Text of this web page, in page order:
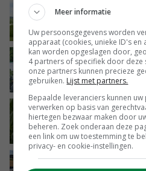
POAH!: John
GISTEREN, 10:00
Oekraïne-vlogger
de ambassade
07-08-2026
Limburgse mais
goed
07-08-2026
Droogte
Meer informatie
Uw persoonsgegevens worden
apparaat (cookies, unieke ID's
kan worden opgeslagen door,
4 partners of specifiek door deze
onze partners kunnen precieze
gebruiken. Lijst met partners.
Bepaalde leveranciers kunnen
verwerken op basis van
hiertegen bezwaar maken door
beheren. Zoek onderaan deze
een link om uw toestemming te
privacy- en cookie-instellingen.